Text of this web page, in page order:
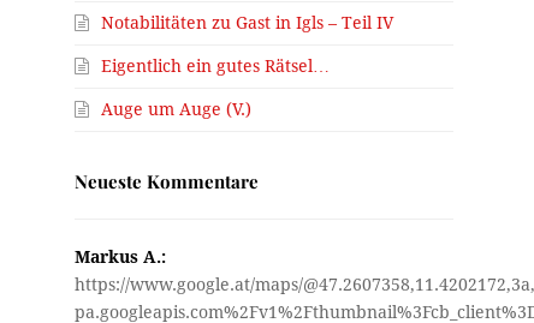
Notabilitäten zu Gast in Igls – Teil IV
Eigentlich ein gutes Rätsel…
Auge um Auge (V.)
Neueste Kommentare
Markus A.:
https://www.google.at/maps/